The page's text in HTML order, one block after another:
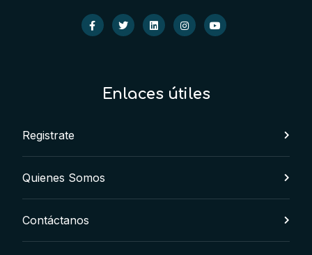
Enlaces útiles
Registrate
Quienes Somos
Contáctanos